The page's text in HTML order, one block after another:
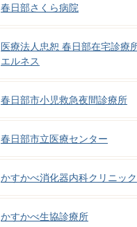
春日部さくら病院
医療法人忠恕 春日部在宅診療
エルネス
春日部市小児救急夜間診療所
春日部市立医療センター
かすかべ消化器内科クリニック
かすかべ生協診療所